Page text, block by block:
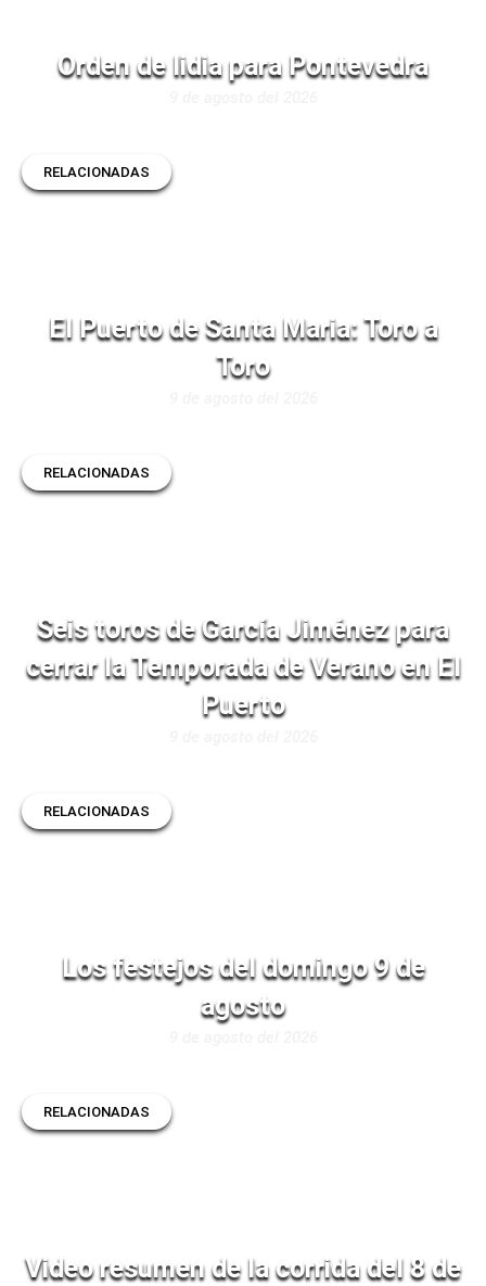
Orden de lidia para Pontevedra
RELACIONADAS
El Puerto de Santa Maria: Toro a
Toro
RELACIONADAS
Seis toros de García Jiménez para
cerrar la Temporada de Verano en El
Puerto
RELACIONADAS
Los festejos del domingo 9 de
agosto
RELACIONADAS
Video resumen de la corrida del 8 de